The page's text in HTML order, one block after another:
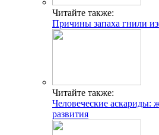
Читайте также:
Причины запаха гнили
Читайте также:
Человеческие аскариды:
развития